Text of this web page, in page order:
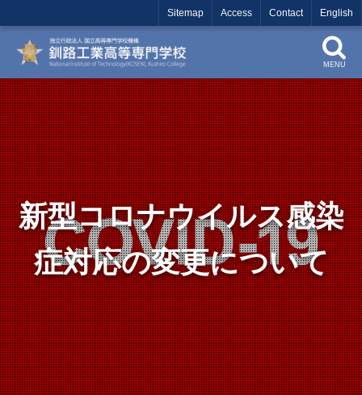
Sitemap Access Contact English
MENU
新型コロナウイルス感染
症対応の変更について